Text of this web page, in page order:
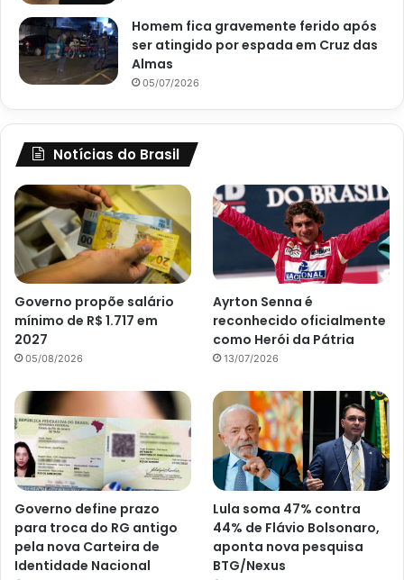
Homem fica gravemente ferido após
ser atingido por espada em Cruz das
Almas
05/07/2026
Notícias do Brasil
Governo propõe salário
mínimo de R$ 1.717 em
2027
05/08/2026
Ayrton Senna é
reconhecido oficialmente
como Herói da Pátria
13/07/2026
Governo define prazo
para troca do RG antigo
pela nova Carteira de
Identidade Nacional
Lula soma 47% contra
44% de Flávio Bolsonaro,
aponta nova pesquisa
BTG/Nexus